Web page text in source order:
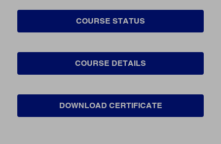
COURSE STATUS
COURSE DETAILS
DOWNLOAD CERTIFICATE